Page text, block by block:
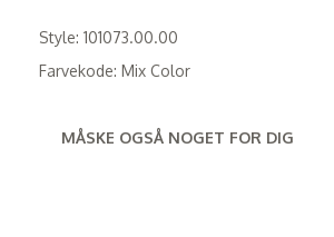
Style: 101073.00.00
Farvekode: Mix Color
MÅSKE OGSÅ NOGET FOR DIG